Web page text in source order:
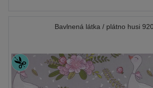
Bavlnená látka / plátno husi